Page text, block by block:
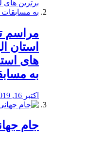
مراسم
استان
های
به
اکتبر 16, 2019
جام